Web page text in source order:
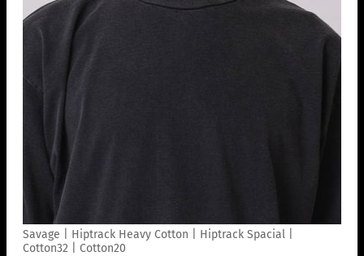
Savage | Hiptrack Heavy Cotton | Hiptrack Spacial |
Cotton32 | Cotton20